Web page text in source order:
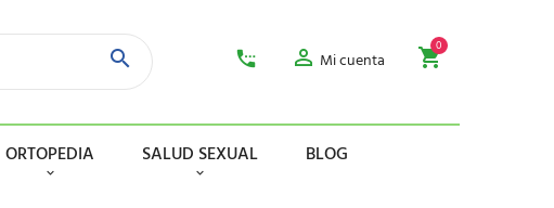
Mi cuenta
0
ORTOPEDIA SALUD SEXUAL
BLOG